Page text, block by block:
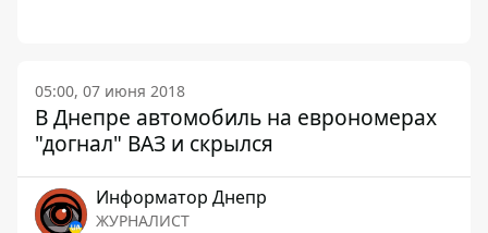
05:00, 07 июня 2018
В Днепре автомобиль на еврономерах
"догнал" ВАЗ и скрылся
Информатор Днепр
ЖУРНАЛИСТ